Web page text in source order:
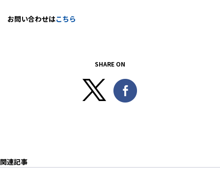
お問い合わせはこちら
SHARE ON
関連記事